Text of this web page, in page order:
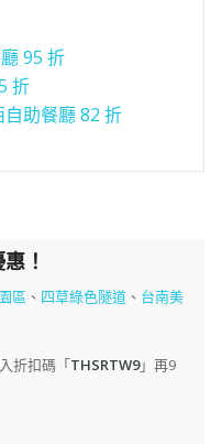
95 折
折
助餐廳 82 折
！
區 、 四草綠色隧道、 台南美
入折扣碼「THSRTW9」再9